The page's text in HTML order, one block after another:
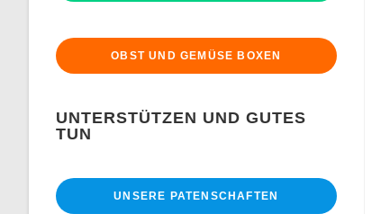
OBST UND GEMÜSE BOXEN
UNTERSTÜTZEN UND GUTES
TUN
UNSERE PATENSCHAFTEN